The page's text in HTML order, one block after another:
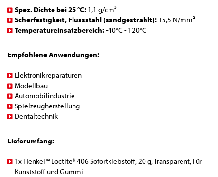
Spez. Dichte bei 25 °C: 1,1 g/cm³
Scherfestigkeit, Flussstahl (sandgestrahlt)​: 15,5 N/mm²
Temperatureinsatzbereich:-40°C - 120°C
Empfohlene Anwendungen:
Elektronikreparaturen
Modellbau
Automobilindustrie
Spielzeugherstellung
Dentaltechnik
Lieferumfang:
1x Henkel™ Loctite® 406 Sofortklebstoff, 20 g, Transparent, Für
Kunststoff und Gummi